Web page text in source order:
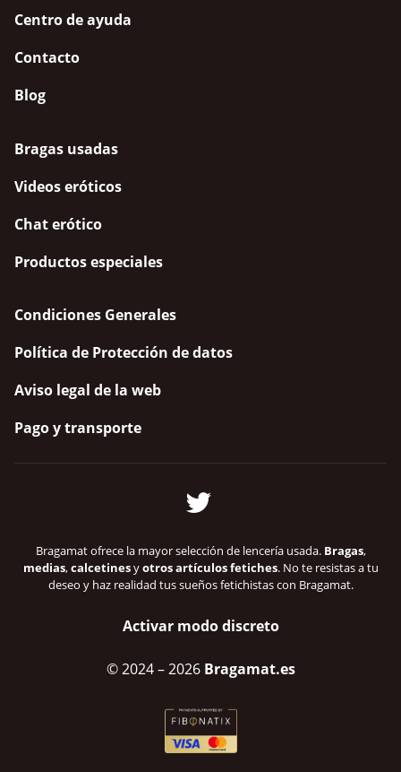
Centro de ayuda
Contacto
Blog
Bragas usadas
Videos eróticos
Chat erótico
Productos especiales
Condiciones Generales
Política de Protección de datos
Aviso legal de la web
Pago y transporte
Bragamat ofrece la mayor selección de lencería usada. Bragas,
medias,calcetinesyotros artículos fetiches. No te resistas a tu
deseo y haz realidad tus sueños fetichistas con Bragamat.
Activar modo discreto
© 2024– 2026 Bragamat.es